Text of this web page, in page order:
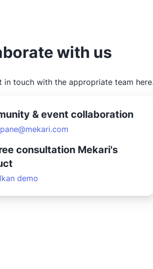
with us
in touch with the appropriate team
& event collaboration
consultation Mekari's
demo